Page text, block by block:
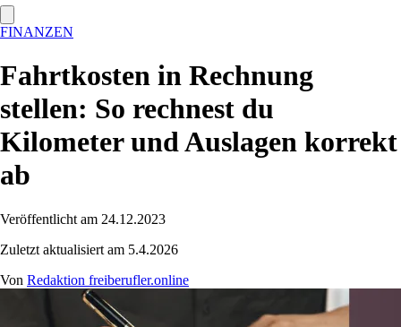
FINANZEN
Fahrtkosten in Rechnung
stellen: So rechnest du
Kilometer und Auslagen korrekt
ab
Veröffentlicht am 24.12.2023
Zuletzt aktualisiert am 5.4.2026
Von Redaktion freiberufler.online